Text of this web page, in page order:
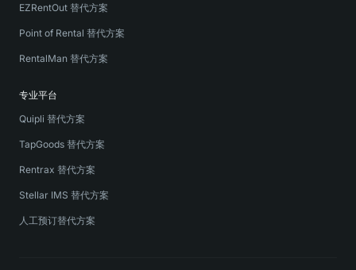
EZRentOut 替代方案
Point of Rental 替代方案
RentalMan 替代方案
专业平台
Quipli 替代方案
TapGoods 替代方案
Rentrax 替代方案
Stellar IMS 替代方案
人工预订替代方案